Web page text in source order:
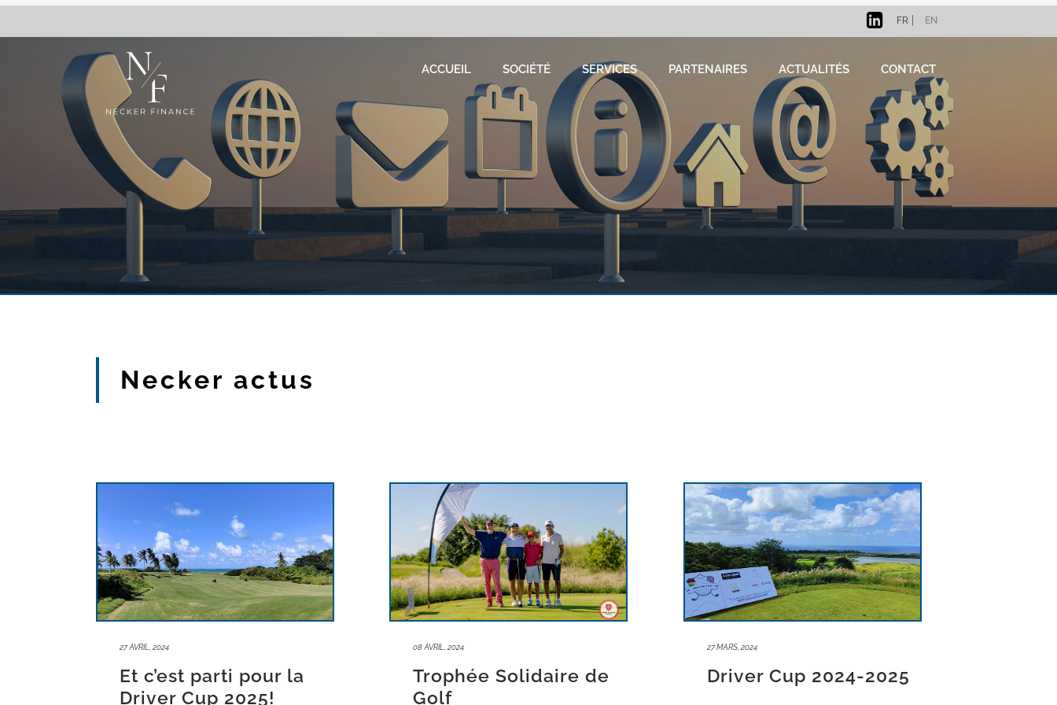
FR EN
ACCUEIL SOCIÉTÉ SERVICES PARTENAIRES ACTUALITÉS CONTACT
Necker actus
27 AVRIL, 2024
Et c’est parti pour la
Driver Cup 2025!
08 AVRIL, 2024
Trophée Solidaire de
Golf
27 MARS, 2024
Driver Cup 2024-2025